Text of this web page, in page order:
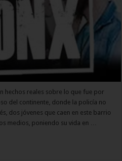
hechos reales sobre lo que fue por
del continente, donde la policía no
dos jóvenes que caen en este barrio
medios, poniendo su vida en …